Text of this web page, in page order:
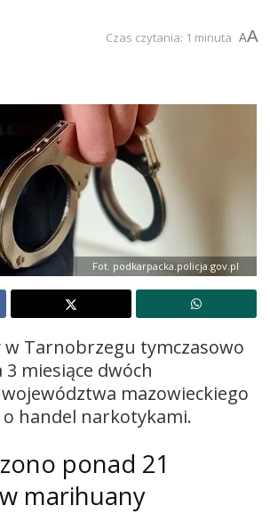
Czas czytania: 1 minuta AA
Fot. podkarpacka.policja.gov.pl
w Tarnobrzegu tymczasowo
3 miesiące dwóch
mazowieckiego
handel narkotykami.
ponad 21
marihuany